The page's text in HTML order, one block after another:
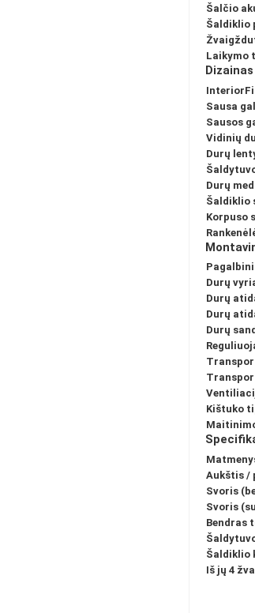
Šalčio
Šaldiklio
Laikymo
Sausa
Sausos
Vidinių
Durų
Durų
Šaldiklio
Korpuso
Durų
Durų
Durų
Durų
Kištuko
Aukštis /
Svoris
Svoris
Bendras
Šaldiklio
Iš jų 4